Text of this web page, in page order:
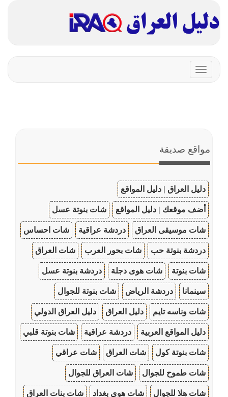
Toggle
navigation
مواقع صديقة
دليل العراق | دليل المواقع
أضف موقعك | دليل المواقع شات بنوتة عسل
شات موسيقى العراق دردشة عراقية شات احساس
دردشة بنوتة حب شات بحور العرب شات العراق
شات بنوتة شات هوى دجلة دردشة بنوتة عسل
سينمانا دردشة الرياض شات بنوتة للجوال
شات وناسه تايم دليل العراق دليل العراق الدولي
دليل المواقع العربية دردشة عراقية شات بنوتة قلبي
شات بنوتة كول شات العراق شات عراقي
شات طموح للجوال شات العراق للجوال
شات هلا للجوال شات هوى بغداد شات بنات العراق